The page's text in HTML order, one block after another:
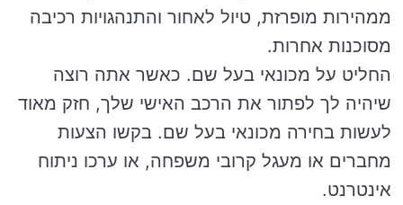
ממהירות מופרזת, טיול לאחור והתנהגויות רכיבה
מסוכנות אחרות.
החליט על מכונאי בעל שם. כאשר אתה רוצה
שיהיה לך לפתור את הרכב האישי שלך, חזק מאוד
לעשות בחירה מכונאי בעל שם. בקשו הצעות
מחברים או מעגל קרובי משפחה, או ערכו ניתוח
אינטרנט.